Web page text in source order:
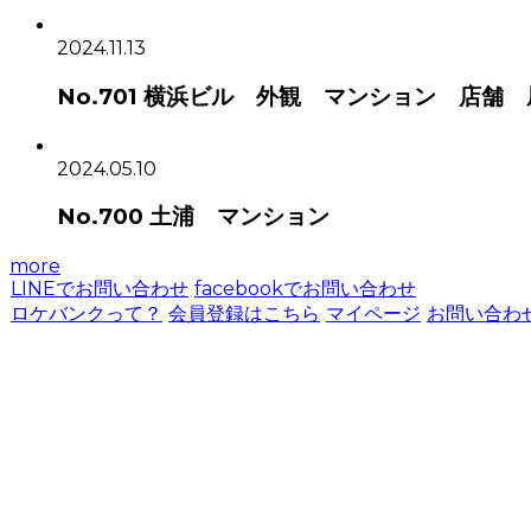
2024.11.13
No.701 横浜ビル 外観 マンション 店舗
2024.05.10
No.700 土浦 マンション
more
LINEでお問い合わせ facebookでお問い合わせ
ロケバンクって？ 会員登録はこちら マイページ お問い合わ